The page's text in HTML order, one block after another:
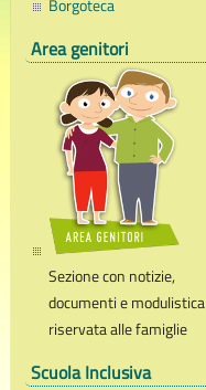
Borgoteca
Area genitori
Sezione con notizie,
documenti e modulistica
riservata alle famiglie
Scuola Inclusiva